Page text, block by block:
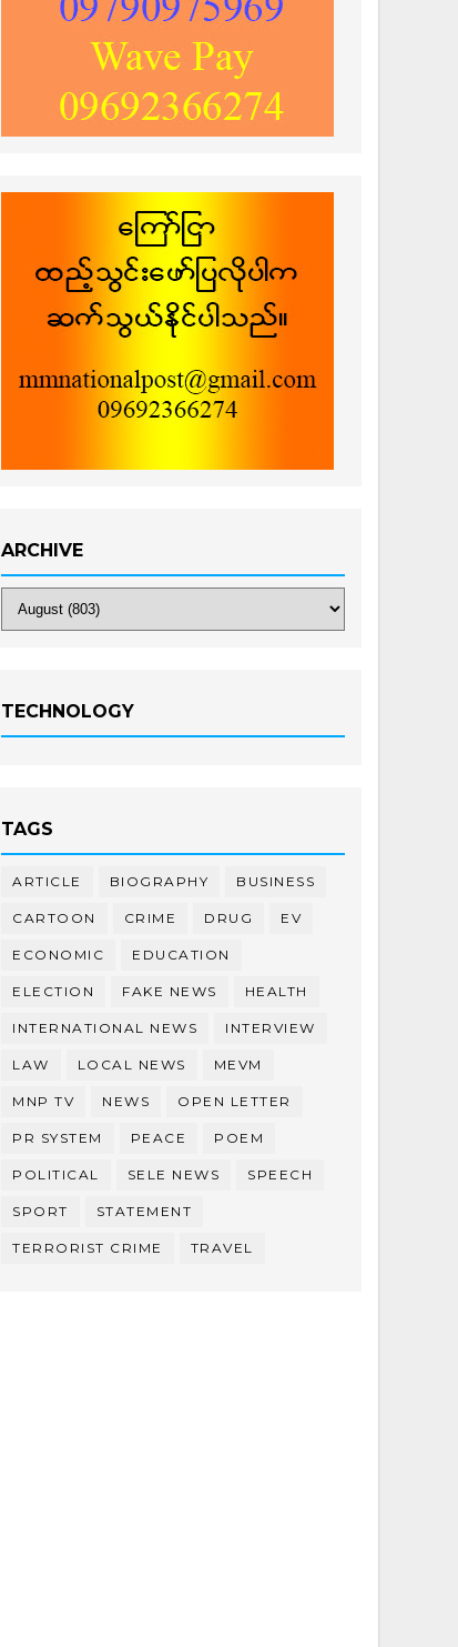
ARCHIVE
TECHNOLOGY
TAGS
ARTICLE BIOGRAPHY BUSINESS
CARTOON CRIME DRUG EV
ECONOMIC EDUCATION
ELECTION FAKE NEWS HEALTH
INTERNATIONAL NEWS INTERVIEW
LAW LOCAL NEWS MEVM
MNP TV NEWS OPEN LETTER
PR SYSTEM PEACE POEM
POLITICAL SELE NEWS SPEECH
SPORT STATEMENT
TERRORIST CRIME TRAVEL